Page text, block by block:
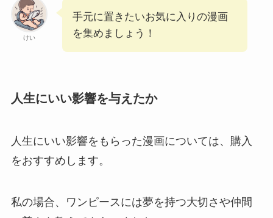
けい
手元に置きたいお気に入りの漫画
を集めましょう！
人生にいい影響を与えたか
人生にいい影響をもらった漫画については、購入
をおすすめします。
私の場合、ワンピースには夢を持つ大切さや仲間